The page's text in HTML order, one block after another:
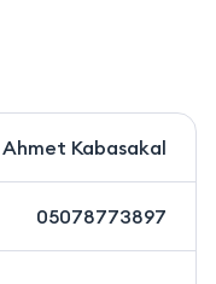
Ahmet Kabasakal
05078773897